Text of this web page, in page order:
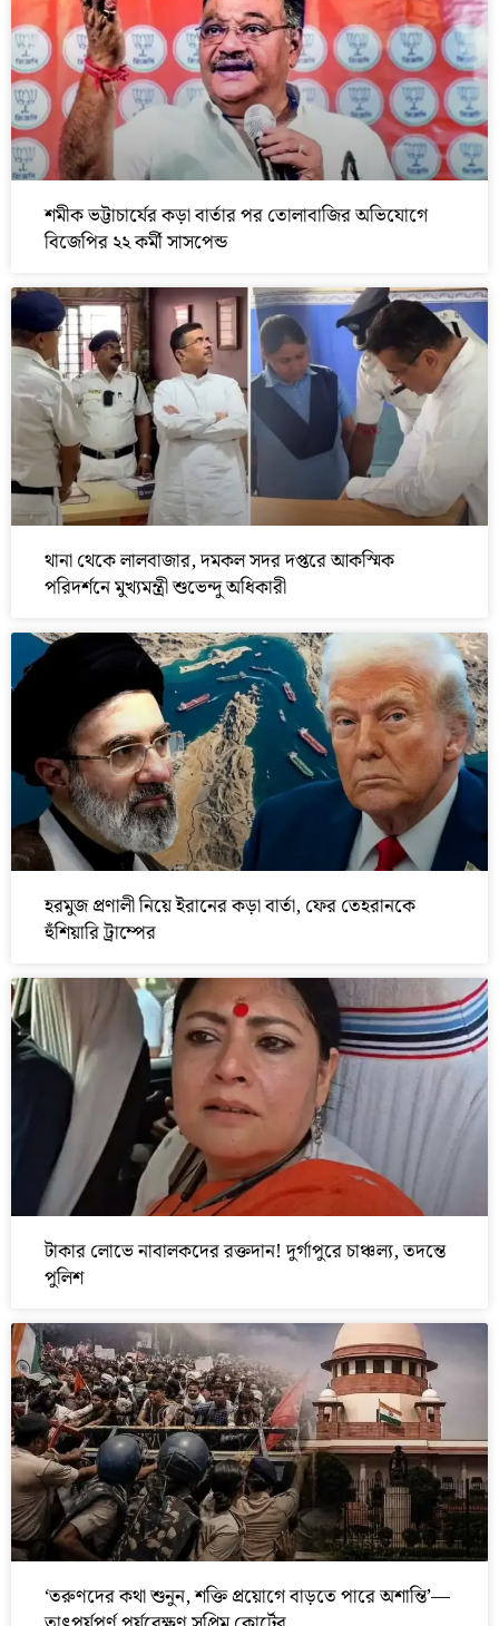
শমীক ভট্টাচার্যের কড়া বার্তার পর তোলাবাজির অভিযোগে
বিজেপির ২২ কর্মী সাসপেন্ড
থানা থেকে লালবাজার, দমকল সদর দপ্তরে আকস্মিক
পরিদর্শনে মুখ্যমন্ত্রী শুভেন্দু অধিকারী
হরমুজ প্রণালী নিয়ে ইরানের কড়া বার্তা, ফের তেহরানকে
হুঁশিয়ারি ট্রাম্পের
টাকার লোভে নাবালকদের রক্তদান! দুর্গাপুরে চাঞ্চল্য, তদন্তে
পুলিশ
‘তরুণদের কথা শুনুন, শক্তি প্রয়োগে বাড়তে পারে অশান্তি’—